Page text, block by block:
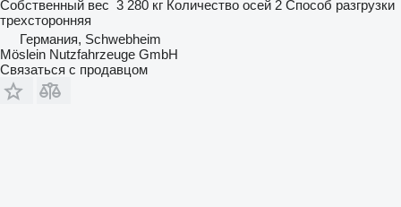
Собственный вес 3 280 кг Количество осей 2 Способ разгрузки
трехсторонняя
Германия, Schwebheim
Möslein Nutzfahrzeuge GmbH
Связаться с продавцом